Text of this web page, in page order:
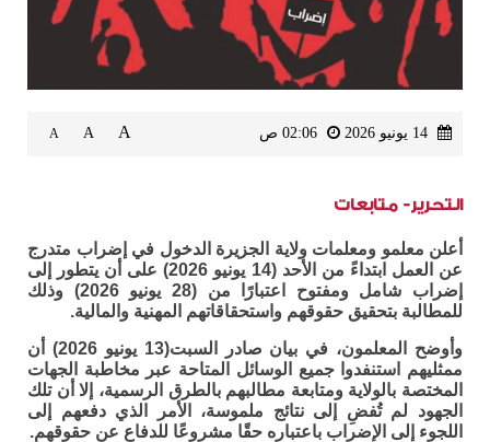
A
A
A
التحرير- متابعات
أعلن معلمو ومعلمات ولاية الجزيرة الدخول في إضراب متدرج
عن العمل ابتداءً من الأحد (14 يونيو 2026) على أن يتطور إلى
إضراب شامل ومفتوح اعتبارًا من (28 يونيو 2026) وذلك
للمطالبة بتحقيق حقوقهم واستحقاقاتهم المهنية والمالية.
وأوضح المعلمون، في بيان صادر السبت(13 يونيو 2026) أن
ممثليهم استنفدوا جميع الوسائل المتاحة عبر مخاطبة الجهات
المختصة بالولاية ومتابعة مطالبهم بالطرق الرسمية، إلا أن تلك
الجهود لم تُفضِ إلى نتائج ملموسة، الأمر الذي دفعهم إلى
اللجوء إلى الإضراب باعتباره حقًا مشروعًا للدفاع عن حقوقهم.